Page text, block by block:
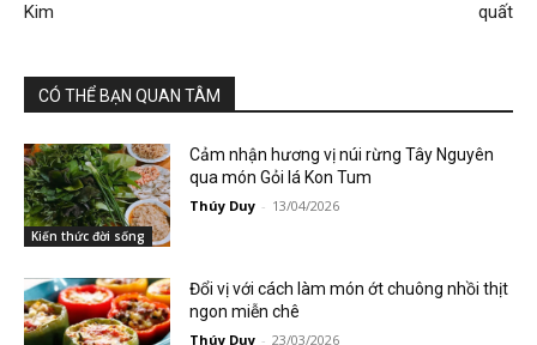
Kim
quất
CÓ THỂ BẠN QUAN TÂM
Kiến thức đời sống
Cảm nhận hương vị núi rừng Tây Nguyên
qua món Gỏi lá Kon Tum
Thúy Duy - 13/04/2026
Đổi vị với cách làm món ớt chuông nhồi thịt
ngon miễn chê
Thúy Duy - 23/03/2026